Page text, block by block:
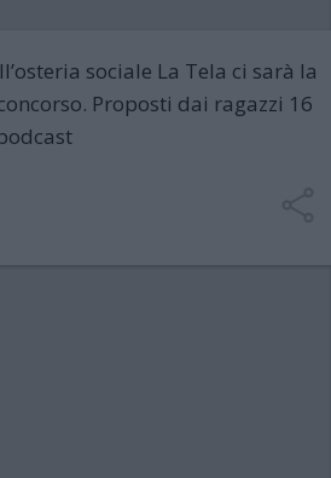
sociale La Tela ci sarà la
Proposti dai ragazzi 16